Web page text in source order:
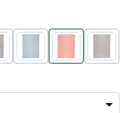
Blauw Roze
Grijs